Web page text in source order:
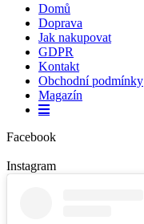
Domů
Doprava
Jak nakupovat
GDPR
Kontakt
Obchodní podmínky
Magazín
Facebook
Instagram